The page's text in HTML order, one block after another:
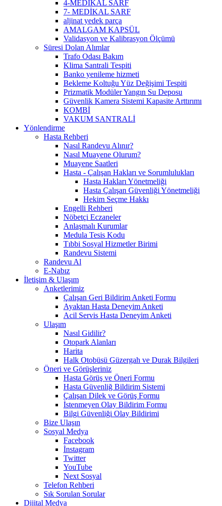
4-MEDİKAL SARF
7- MEDİKAL SARF
aljinat yedek parça
AMALGAM KAPSÜL
Validasyon ve Kalibrasyon Ölçümü
Süresi Dolan Alımlar
Trafo Odası Bakım
Klima Santrali Tespiti
Banko yenileme hizmeti
Bekleme Koltuğu Yüz Değişimi Tespiti
Prizmatik Modüler Yangın Su Deposu
Güvenlik Kamera Sistemi Kapasite Arttırımı
KOMBİ
VAKUM SANTRALİ
Yönlendirme
Hasta Rehberi
Nasıl Randevu Alınır?
Nasıl Muayene Olurum?
Muayene Saatleri
Hasta - Çalışan Hakları ve Sorumlulukları
Hasta Hakları Yönetmeliği
Hasta Çalışan Güvenliği Yönetmeliği
Hekim Seçme Hakkı
Engelli Rehberi
Nöbetçi Eczaneler
Anlaşmalı Kurumlar
Medula Tesis Kodu
Tıbbi Sosyal Hizmetler Birimi
Randevu Sistemi
Randevu Al
E-Nabız
İletişim & Ulaşım
Anketlerimiz
Çalışan Geri Bildirim Anketi Formu
Ayaktan Hasta Deneyim Anketi
Acil Servis Hasta Deneyim Anketi
Ulaşım
Nasıl Gidilir?
Otopark Alanları
Harita
Halk Otobüsü Güzergah ve Durak Bilgileri
Öneri ve Görüşleriniz
Hasta Görüş ve Öneri Formu
Hasta Güvenliğ Bildirim Sistemi
Çalışan Dilek ve Görüş Formu
İstenmeyen Olay Bildirim Formu
Bilgi Güvenliği Olay Bildirimi
Bize Ulaşın
Sosyal Medya
Facebook
İnstagram
Twitter
YouTube
Next Sosyal
Telefon Rehberi
Sık Sorulan Sorular
Dijital Medya